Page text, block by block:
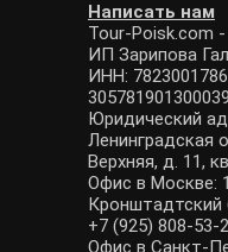
Написать нам
Tour-Poisk.com
ИП Зарипова
ИНН:
305781901300039
Юридический
Ленинградская
Верхняя, д. 11,
Офис в Москве:
Кронштадтский
+7 (925) 808-53-
Офис в Санкт-